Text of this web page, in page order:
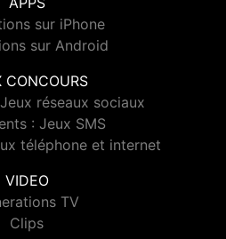
sur iPhone
sur Android
CONCOURS
réseaux sociaux
: Jeux SMS
téléphone et internet
VIDEO
TV
Clips